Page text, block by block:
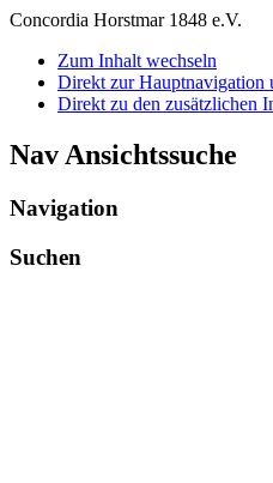
Concordia Horstmar 1848 e.V.
Zum Inhalt wechseln
Direkt zur Hauptnavigation
Direkt zu den zusätzlichen
Nav Ansichtssuche
Navigation
Suchen